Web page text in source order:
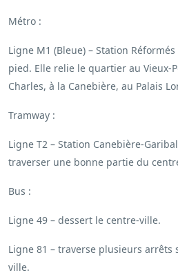
Métro :
Ligne M1 (Bleue) – Station
pied. Elle relie le quartier au Vieux-
Charles, à la Canebière, au Palais
Tramway :
Ligne T2 – Station Canebière-
traverser une bonne partie du
Bus :
Ligne 49 – dessert le centre-ville.
Ligne 81 – traverse plusieurs
ville.